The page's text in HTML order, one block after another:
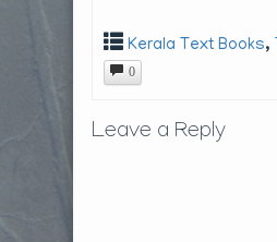
Kerala Text Books,
0
Leave a Reply